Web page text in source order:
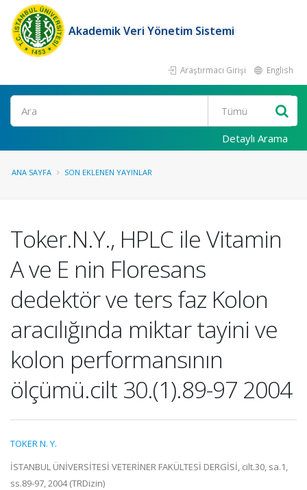
Akademik Veri Yönetim Sistemi
Araştırmacı Girişi English
Ara
Detaylı Arama
ANA SAYFA SON EKLENEN YAYINLAR
Toker.N.Y., HPLC ile Vitamin
A ve E nin Floresans
dedektör ve ters faz Kolon
aracılığında miktar tayini ve
kolon performansının
ölçümü.cilt 30.(1).89-97 2004
TOKER N. Y.
İSTANBUL ÜNİVERSİTESİ VETERİNER FAKÜLTESİ DERGİSİ, cilt.30, sa.1,
ss.89-97, 2004 (TRDizin)